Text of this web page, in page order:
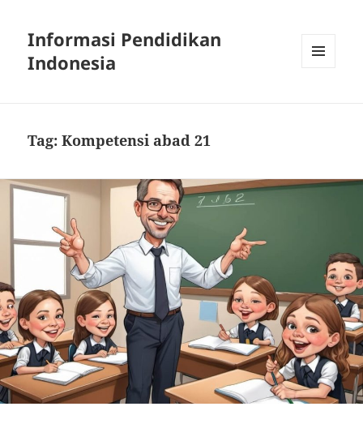
Informasi Pendidikan
Indonesia
Tag:Kompetensi abad 21